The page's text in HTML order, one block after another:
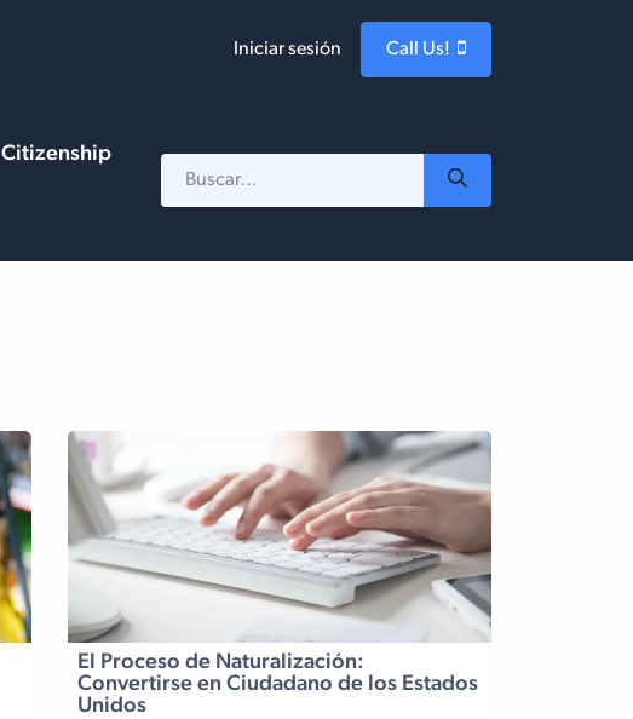
Iniciar sesión Call Us!
Citizenship
El Proceso de Naturalización:
Convertirse en Ciudadano de los Estados
Unidos